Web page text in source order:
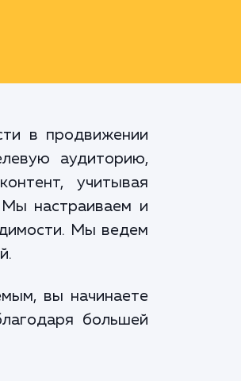
в продвижении
аудиторию,
учитывая
Мы настраиваем и
Мы ведем
вы начинаете
большей